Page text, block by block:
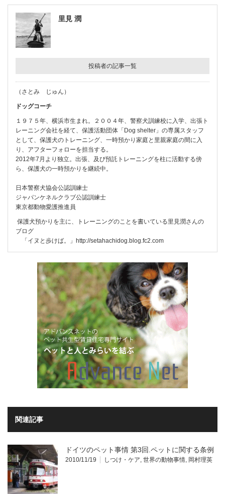
里見 潤
投稿者の記事一覧
（さとみ じゅん）
ドッグコーチ
１９７５年、横浜市生まれ。２００４年、警察犬訓練校に入学、出張ト
レーニング会社を経て、保護活動団体「Dog shelter」の専属スタッフ
として、保護犬のトレーニング、一時預かり家庭と里親家庭の間に入
り、アフターフォローを担当する。
2012年7月より独立。出張、及び預託トレーニングを柱に活動する傍
ら、保護犬の一時預かりを継続中。
日本警察犬協会公認訓練士
ジャパンケネルクラブ公認訓練士
東京都動物愛護推進員
保護犬預かりを主に、トレーニングのことを書いている里見潤さんの
ブログ
「イヌと歩けば。」 http://setahachidog.blog.fc2.com
関連記事
ドイツのペット事情 第3回.ペットに関する条例
2010/11/19 しつけ・ケア 世界の動物事情 岡村理英